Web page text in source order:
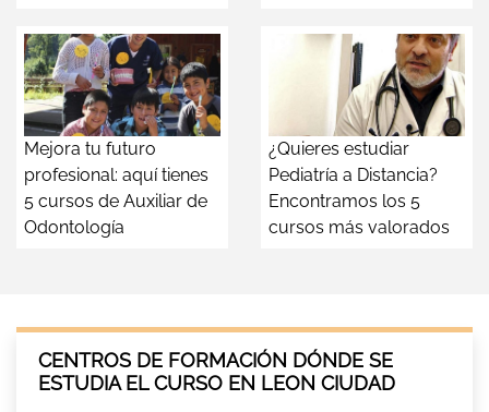
Mejora tu futuro
profesional: aquí tienes
5 cursos de Auxiliar de
Odontología
¿Quieres estudiar
Pediatría a Distancia?
Encontramos los 5
cursos más valorados
CENTROS DE FORMACIÓN DÓNDE SE
ESTUDIA EL CURSO EN LEON CIUDAD